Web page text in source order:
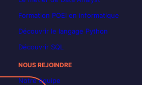
Formation POEI en informatique
Découvrir le langage Python
Découvrir SQL
NOUS REJOINDRE
Notre équipe